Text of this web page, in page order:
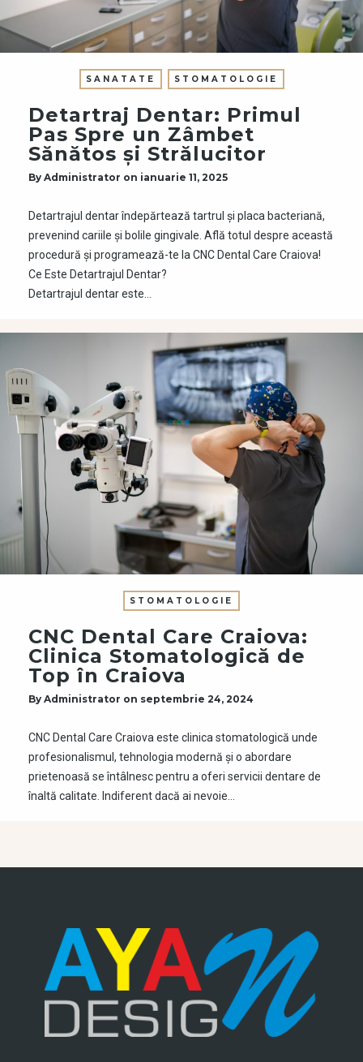
SANATATE STOMATOLOGIE
Detartraj Dentar: Primul
Pas Spre un Zâmbet
Sănătos și Strălucitor
By Administrator on ianuarie 11, 2025
Detartrajul dentar îndepărtează tartrul și placa bacteriană,
prevenind cariile și bolile gingivale. Află totul despre această
procedură și programează-te la CNC Dental Care Craiova!
Ce Este Detartrajul Dentar?
Detartrajul dentar este…
STOMATOLOGIE
CNC Dental Care Craiova:
Clinica Stomatologică de
Top în Craiova
By Administrator on septembrie 24, 2024
CNC Dental Care Craiova este clinica stomatologică unde
profesionalismul, tehnologia modernă și o abordare
prietenoasă se întâlnesc pentru a oferi servicii dentare de
înaltă calitate. Indiferent dacă ai nevoie…